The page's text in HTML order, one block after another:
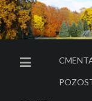
MENU BOCZNE